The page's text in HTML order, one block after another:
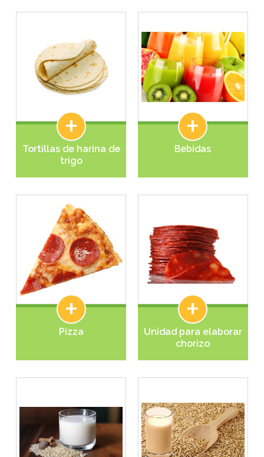
+
Tortillas de harina de
trigo
+
Bebidas
+
Pizza
+
Unidad para elaborar
chorizo